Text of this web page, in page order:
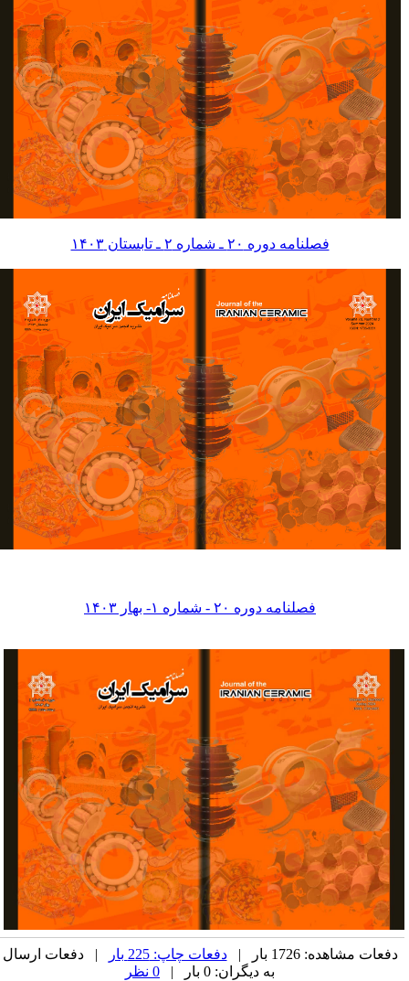
فصلنامه دوره ۲۰ ـ شماره ۲ ـ تابستان ۱۴۰۳
فصلنامه دوره ۲۰ - شماره ۱- بهار ۱۴۰۳
دفعات مشاهده: 1726 بار | دفعات چاپ: 225 بار
| دفعات ارسال
به دیگران: 0 بار |